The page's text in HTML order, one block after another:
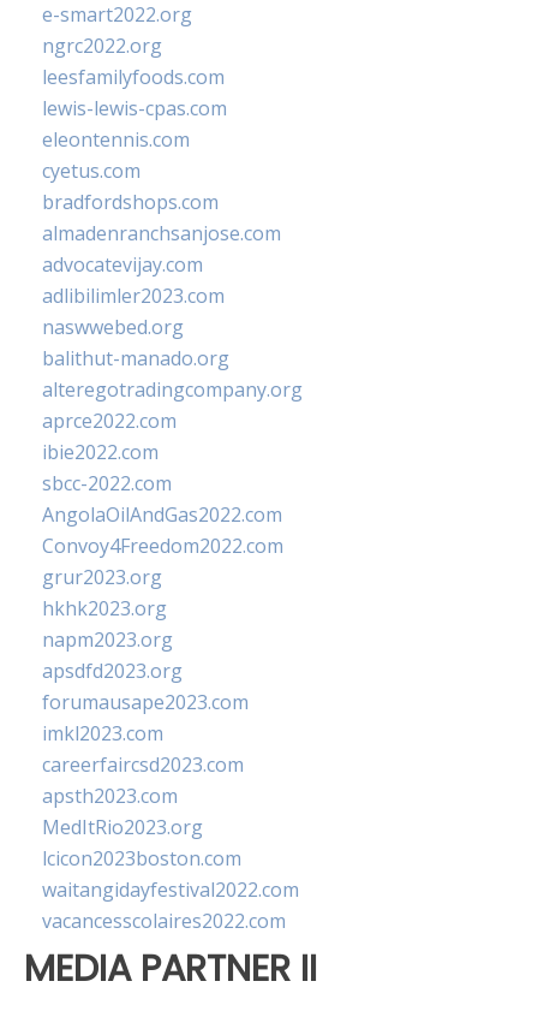
e-smart2022.org
ngrc2022.org
leesfamilyfoods.com
lewis-lewis-cpas.com
eleontennis.com
cyetus.com
bradfordshops.com
almadenranchsanjose.com
advocatevijay.com
adlibilimler2023.com
naswwebed.org
balithut-manado.org
alteregotradingcompany.org
aprce2022.com
ibie2022.com
sbcc-2022.com
AngolaOilAndGas2022.com
Convoy4Freedom2022.com
grur2023.org
hkhk2023.org
napm2023.org
apsdfd2023.org
forumausape2023.com
imkl2023.com
careerfaircsd2023.com
apsth2023.com
MedItRio2023.org
lcicon2023boston.com
waitangidayfestival2022.com
vacancesscolaires2022.com
MEDIA PARTNER II